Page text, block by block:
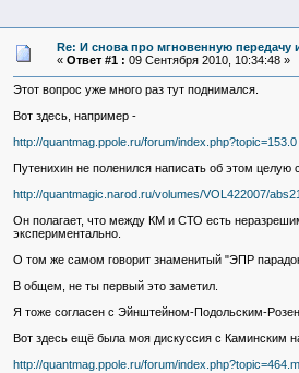
Re: И снова про мгновенную
« Ответ #1 : 09 Сентября 2010, 10:34:48 »
Этот вопрос уже много раз тут поднимался.
Вот здесь, например -
http://quantmag.ppole.ru/forum/index.php?topic=153.0
Путенихин не поленился написать об этом целую
http://quantmagic.narod.ru/volumes/VOL422007/
Он полагает, что между КМ и СТО есть
экспериментально.
О том же самом говорит знаменитый "ЭПР
В общем, не ты первый это заметил.
Я тоже согласен с Эйнштейном-Подольским-
Вот здесь ещё была моя дискуссия с Каминским
http://quantmag.ppole.ru/forum/